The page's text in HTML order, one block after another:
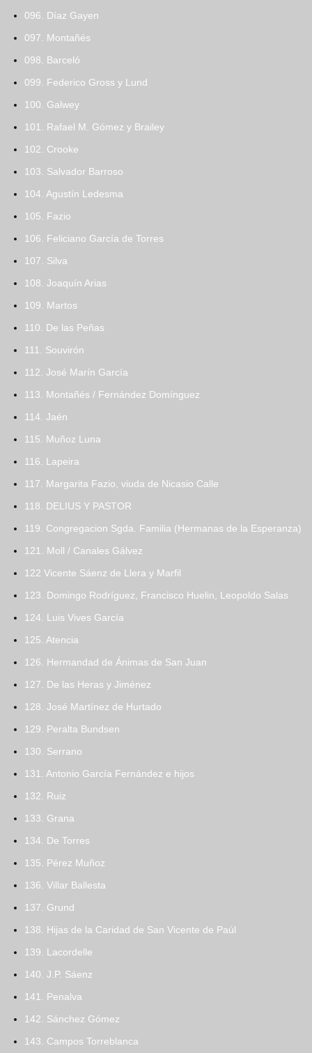
096. Díaz Gayen
097. Montañés
098. Barceló
099. Federico Gross y Lund
100. Galwey
101. Rafael M. Gómez y Brailey
102. Crooke
103. Salvador Barroso
104. Agustín Ledesma
105. Fazio
106. Feliciano García de Torres
107. Silva
108. Joaquín Arias
109. Martos
110. De las Peñas
111. Souvirón
112. José Marín García
113. Montañés / Fernández Domínguez
114. Jaén
115. Muñoz Luna
116. Lapeira
117. Margarita Fazio, viuda de Nicasio Calle
118. DELIUS Y PASTOR
119. Congregacion Sgda. Familia (Hermanas de la Esperanza)
121. Moll / Canales Gálvez
122 Vicente Sáenz de Llera y Marfil
123. Domingo Rodríguez, Francisco Huelin, Leopoldo Salas
124. Luis Vives García
125. Atencia
126. Hermandad de Ánimas de San Juan
127. De las Heras y Jiménez
128. José Martínez de Hurtado
129. Peralta Bundsen
130. Serrano
131. Antonio García Fernández e hijos
132. Ruiz
133. Grana
134. De Torres
135. Pérez Muñoz
136. Villar Ballesta
137. Grund
138. Hijas de la Caridad de San Vicente de Paúl
139. Lacordelle
140. J.P. Sáenz
141. Penalva
142. Sánchez Gómez
143. Campos Torreblanca